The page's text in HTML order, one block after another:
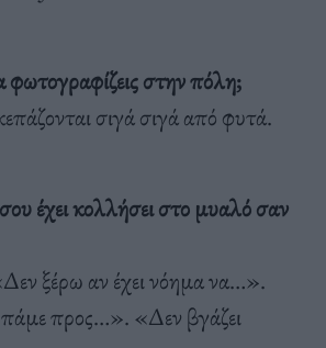
φωτογραφίζεις στην πόλη;
σιγά σιγά από φυτά.
έχει κολλήσει στο μυαλό σαν
ξέρω αν έχει νόημα να…».
προς…». «Δεν βγάζει